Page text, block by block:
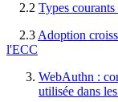
2.2 Types
2.3 Adoption
l'ECC
WebAuthn :
utilisée dans